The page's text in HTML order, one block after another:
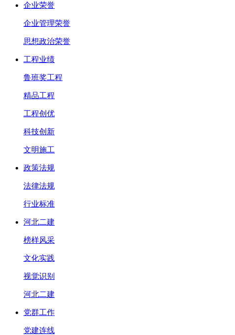
企业荣誉
企业管理荣誉
思想政治荣誉
工程业绩
鲁班奖工程
精品工程
工程创优
科技创新
文明施工
政策法规
法律法规
行业标准
河北二建
榜样风采
文化实践
视觉识别
河北二建
党群工作
党建连线